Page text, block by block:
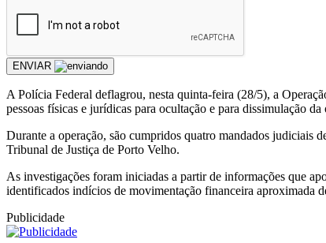
ENVIAR
A Polícia Federal deflagrou, nesta quinta-feira (28/5), a
pessoas físicas e jurídicas para ocultação e para dissimulação
Durante a operação, são cumpridos quatro mandados judiciais
Tribunal de Justiça de Porto Velho.
As investigações foram iniciadas a partir de informações que
identificados indícios de movimentação financeira aproximada
Publicidade